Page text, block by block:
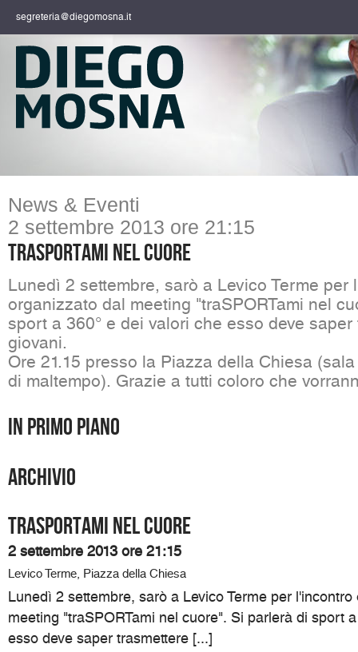
segreteria@diegomosna.it
News & Eventi
2 settembre 2013 ore 21:15
traSPORTami nel cuore
Lunedì 2 settembre, sarò a Levico Terme per
organizzato dal meeting "traSPORTami nel
sport a 360° e dei valori che esso deve saper
giovani.
Ore 21.15 presso la Piazza della Chiesa
di maltempo). Grazie a tutti coloro che
In primo piano
Archivio
traSPORTami nel cuore
2 settembre 2013 ore 21:15
Levico Terme, Piazza della Chiesa
Lunedì 2 settembre, sarò a Levico Terme per
meeting "traSPORTami nel cuore". Si parlerà di sport
esso deve saper trasmettere [...]